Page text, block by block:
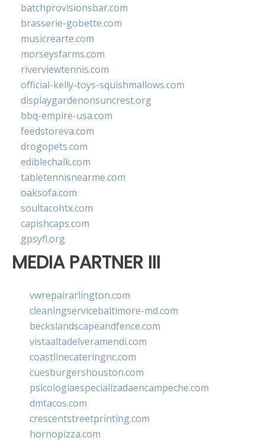
batchprovisionsbar.com
brasserie-gobette.com
musicrearte.com
morseysfarms.com
riverviewtennis.com
official-kelly-toys-squishmallows.com
displaygardenonsuncrest.org
bbq-empire-usa.com
feedstoreva.com
drogopets.com
ediblechalk.com
tabletennisnearme.com
oaksofa.com
soultacohtx.com
capishcaps.com
gpsyfl.org
MEDIA PARTNER III
vwrepairarlington.com
cleaningservicebaltimore-md.com
beckslandscapeandfence.com
vistaaltadelveramendi.com
coastlinecateringnc.com
cuesburgershouston.com
psicologiaespecializadaencampeche.com
dmtacos.com
crescentstreetprinting.com
hornopizza.com